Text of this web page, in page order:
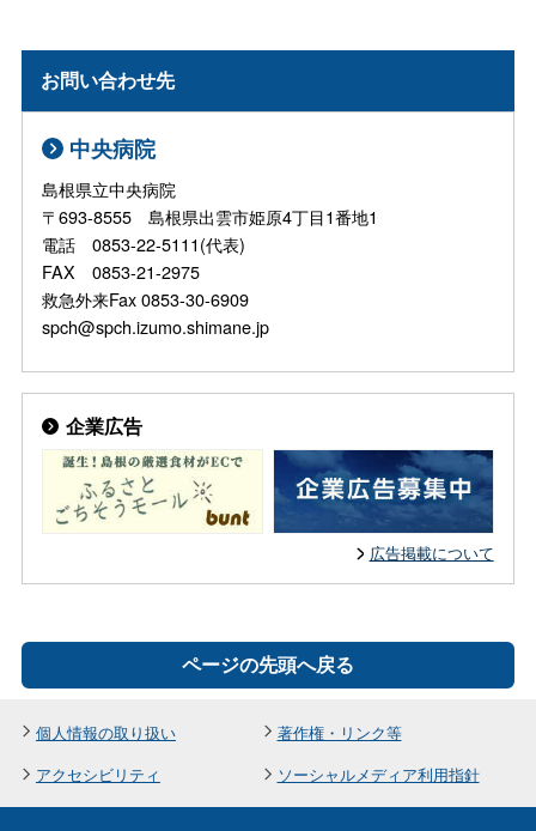
お問い合わせ先
中央病院
島根県立中央病院
〒693-8555 島根県出雲市姫原4丁目1番地1
電話 0853-22-5111(代表)
FAX 0853-21-2975
救急外来Fax 0853-30-6909
spch@spch.izumo.shimane.jp
企業広告
広告掲載について
ページの先頭へ戻る
個人情報の取り扱い
著作権・リンク等
アクセシビリティ
ソーシャルメディア利用指針